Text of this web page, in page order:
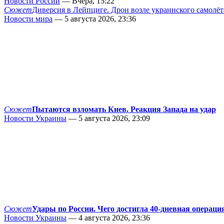
СюжетДиверсия в Лейпциге. Дрон возле украинского
Новости мира — 5 августа 2026, 23:36
СюжетПытаются взломать Киев. Реакция Запада на удар
Новости Украины — 5 августа 2026, 23:09
СюжетУдары по России. Чего достигла 40-дневная
Новости Украины — 4 августа 2026, 23:36